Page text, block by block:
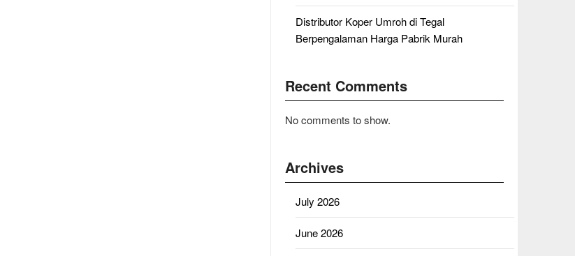
Distributor Koper Umroh di Tegal
Berpengalaman Harga Pabrik Murah
Recent Comments
No comments to show.
Archives
July 2026
June 2026